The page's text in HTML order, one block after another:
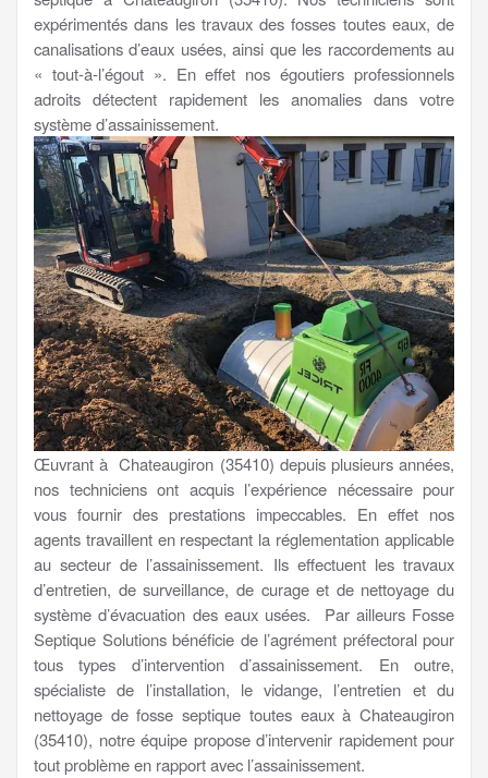
expérimentés dans les travaux des fosses toutes eaux, de
canalisations d’eaux usées, ainsi que les raccordements au
« tout-à-l’égout ». En effet nos égoutiers professionnels
adroits détectent rapidement les anomalies dans votre
système d’assainissement.
Œuvrant à Chateaugiron (35410) depuis plusieurs années,
nos techniciens ont acquis l’expérience nécessaire pour
vous fournir des prestations impeccables. En effet nos
agents travaillent en respectant la réglementation applicable
au secteur de l’assainissement. Ils effectuent les travaux
d’entretien, de surveillance, de curage et de nettoyage du
système d’évacuation des eaux usées. Par ailleurs Fosse
Septique Solutions bénéficie de l’agrément préfectoral pour
tous types d’intervention d’assainissement. En outre,
spécialiste de l’installation, le vidange, l’entretien et du
nettoyage de fosse septique toutes eaux à Chateaugiron
(35410), notre équipe propose d’intervenir rapidement pour
tout problème en rapport avec l’assainissement.